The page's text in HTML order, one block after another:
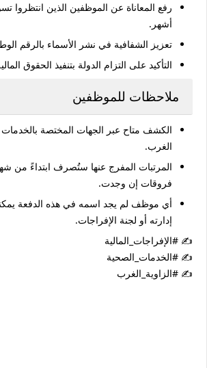
رفع المعاناة عن الموظفين الذين انتظروا
أشهر.
تعزيز الشفافية في نشر الأسماء بالرقم
التأكيد على التزام الدولة بتنفيذ الحقوق
ملاحظات للموظفين
الكشف متاح عبر الجهات المختصة بالخدمات
الغرب.
فروقات إن وجدت.
أي موظف لم يجد اسمه في هذه الدفعة
إدارته أو لجنة الإفراجات.
✍️ #الإفراجات_المالية
✍️ #الخدمات_الصحية
✍️ #الزاوية_الغرب